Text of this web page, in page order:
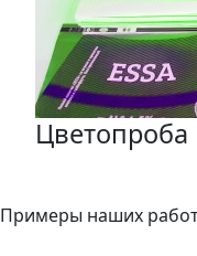
Цветопроба
Примеры наших